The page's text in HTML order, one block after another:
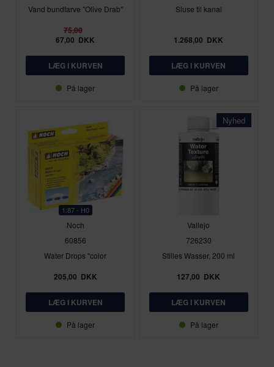
Vand bundfarve "Olive Drab"
75,00
67,00 DKK
På lager
Sluse til kanal
1.268,00 DKK
På lager
1:87 - H0
Noch
60856
Water Drops "color
205,00 DKK
På lager
Nyhed
Vallejo
726230
Stilles Wasser, 200 ml
127,00 DKK
På lager